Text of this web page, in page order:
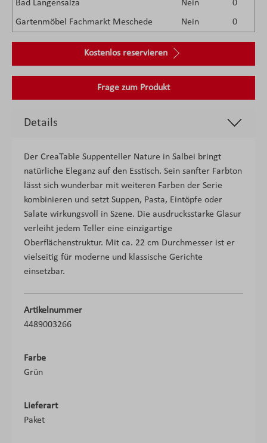
Bad Langensalza
Nein
0
Gartenmöbel Fachmarkt Meschede
Nein 0
Kostenlos reservieren
Frage zum Produkt
Details
Der CreaTable Suppenteller Nature in Salbei bringt
natürliche Eleganz auf den Esstisch. Sein sanfter Farbton
lässt sich wunderbar mit weiteren Farben der Serie
kombinieren und setzt Suppen, Pasta, Eintöpfe oder
Salate wirkungsvoll in Szene. Die ausdrucksstarke Glasur
verleiht jedem Teller eine einzigartige
Oberflächenstruktur. Mit ca. 22 cm Durchmesser ist er
vielseitig für moderne und klassische Gerichte
einsetzbar.
Artikelnummer
4489003266
Farbe
Grün
Lieferart
Paket